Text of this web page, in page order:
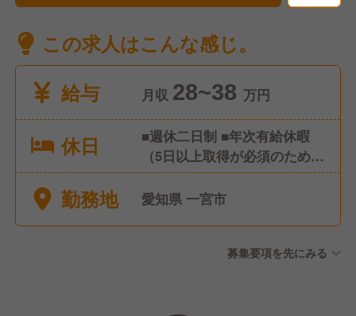
この求人はこんな感じ。
給与
月収 28~38 万円
休日
■週休二日制 ■年次有給休暇
（5日以上取得が必須のため、
取りやすいです） ■夏季休暇
■冬季休暇 ■慶弔休暇 ■8連休
制度（失効した有給休暇を積
勤務地 愛知県 一宮市
募集要項を先にみる